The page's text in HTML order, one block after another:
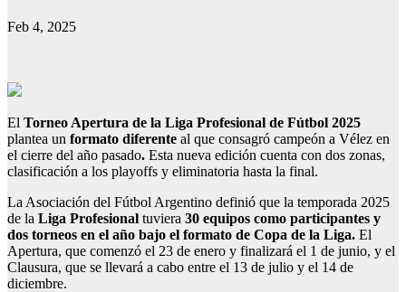
Feb 4, 2025
El Torneo Apertura de la Liga Profesional de Fútbol 2025
plantea un formato diferente al que consagró campeón a Vélez en
el cierre del año pasado. Esta nueva edición cuenta con dos zonas,
clasificación a los playoffs y eliminatoria hasta la final.
La Asociación del Fútbol Argentino definió que la temporada 2025
de la Liga Profesional tuviera 30 equipos como participantes y
dos torneos en el año bajo el formato de Copa de la Liga. El
Apertura, que comenzó el 23 de enero y finalizará el 1 de junio, y el
Clausura, que se llevará a cabo entre el 13 de julio y el 14 de
diciembre.